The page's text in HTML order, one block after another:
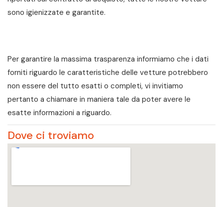
sono igienizzate e garantite.
Per garantire la massima trasparenza informiamo che i dati
forniti riguardo le caratteristiche delle vetture potrebbero
non essere del tutto esatti o completi, vi invitiamo
pertanto a chiamare in maniera tale da poter avere le
esatte informazioni a riguardo.
Dove ci troviamo